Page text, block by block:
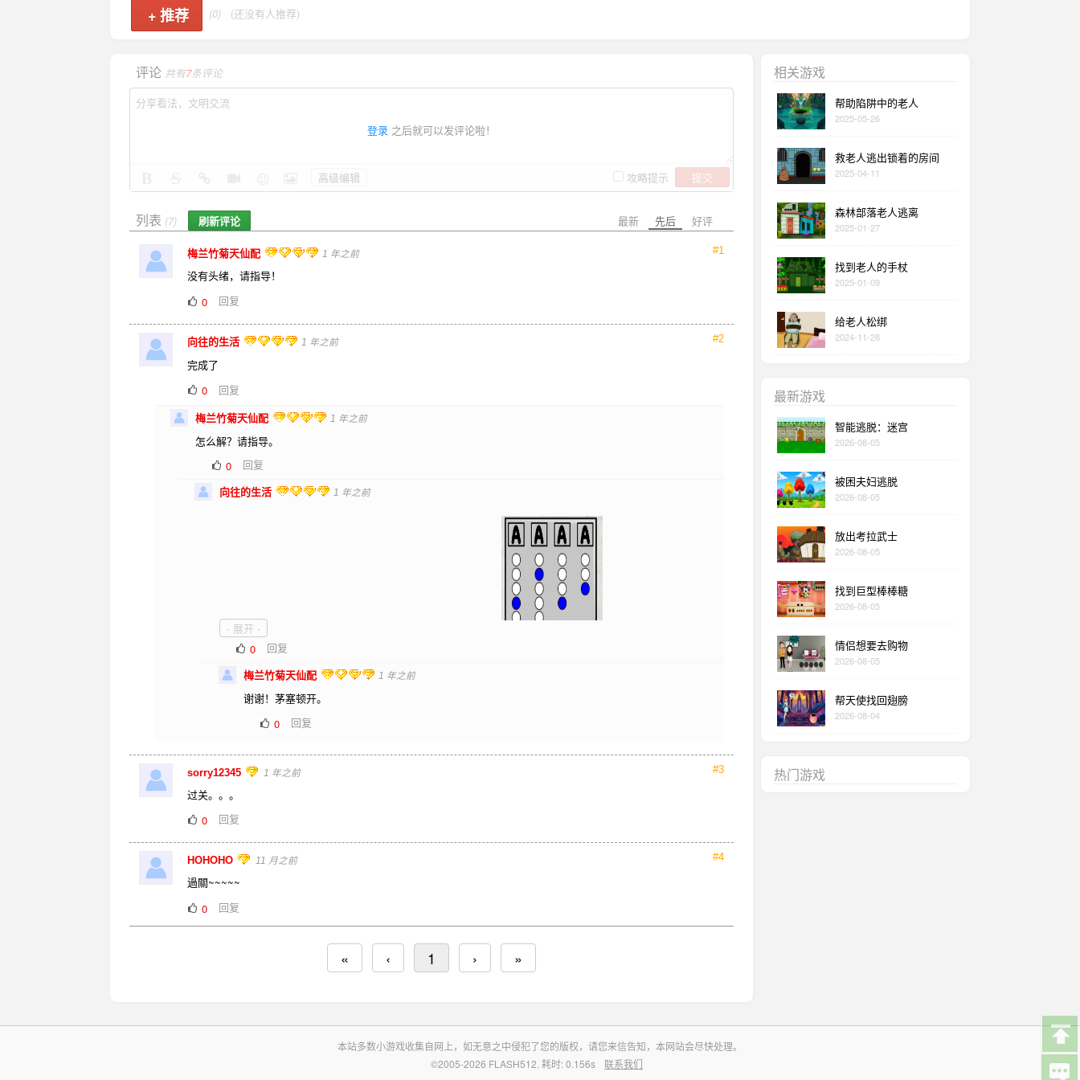
+ 推荐 (0) (还没有人推荐)
评论 共有7条评论
登录 之后就可以发评论啦！
攻略提示 提交
高级编辑
最新 先后 好评
列表 (7) 刷新评论
#1
梅兰竹菊天仙配 1 年之前
没有头绪，请指导！
0
回复
#2
向往的生活 1 年之前
完成了
0
回复
梅兰竹菊天仙配 1 年之前
怎么解？请指导。
0
回复
向往的生活 1 年之前
关键是：TIGER、DOG、MONKEY、LION，对应第几个字母
- 展开 -
0
回复
梅兰竹菊天仙配 1 年之前
谢谢！茅塞顿开。
0
回复
#3
sorry12345 1 年之前
过关。。。
0
回复
#4
HOHOHO 11 月之前
過關~~~~~
0
回复
« ‹ 1 › »
相关游戏
帮助陷阱中的老人
2025-05-26
救老人逃出锁着的房间
2025-04-11
森林部落老人逃离
2025-01-27
找到老人的手杖
2025-01-09
给老人松绑
2024-11-28
最新游戏
智能逃脱：迷宫
2026-08-05
被困夫妇逃脱
2026-08-05
放出考拉武士
2026-08-05
找到巨型棒棒糖
2026-08-05
情侣想要去购物
2026-08-05
帮天使找回翅膀
2026-08-04
热门游戏
本站多数小游戏收集自网上，如无意之中侵犯了您的版权，请您来信告知，本网站会尽快处理。
©2005-2026 FLASH512. 耗时: 0.156s
联系我们